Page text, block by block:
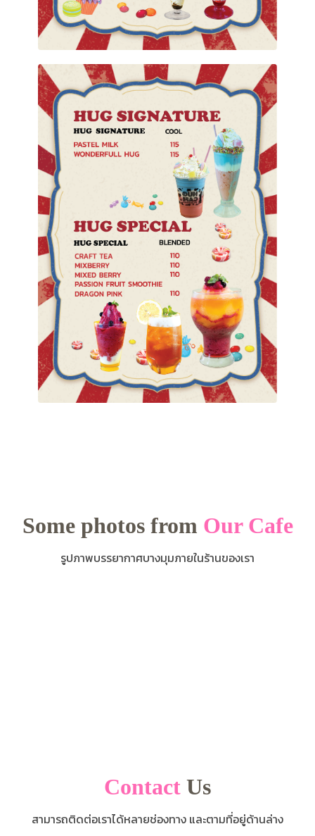
Some photos from Our Cafe
รูปภาพบรรยากาศบางมุมภายในร้านของเรา
Contact Us
สามารถติดต่อเราได้หลายช่องทาง และตามที่อยู่ด้านล่าง